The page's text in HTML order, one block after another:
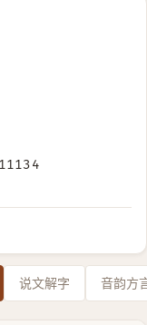
说文解字 音韵方